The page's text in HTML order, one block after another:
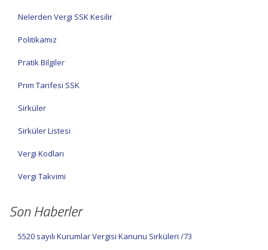
Nelerden Vergi SSK Kesilir
Politikamız
Pratik Bilgiler
Prim Tarifesi SSK
Sirküler
Sirküler Listesi
Vergi Kodları
Vergi Takvimi
Son Haberler
5520 sayılı Kurumlar Vergisi Kanunu Sirküleri /73